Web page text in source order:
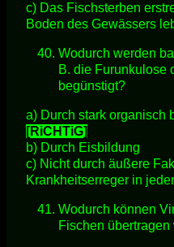
c) Das Fischsterben
Boden des Gewässers
Wodurch werden
B. die Furunkulose
begünstigt?
a) Durch stark organisch
[RiCHTiG]
b) Durch Eisbildung
c) Nicht durch äußere
Krankheitserreger in
Wodurch können
Fischen übertragen